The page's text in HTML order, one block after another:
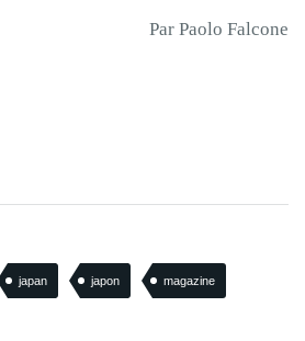
Par Paolo Falcone
japan japon magazine